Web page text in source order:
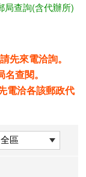
局查詢(含代辦所)
先來電洽詢。
查閱。
電洽各該郵政代